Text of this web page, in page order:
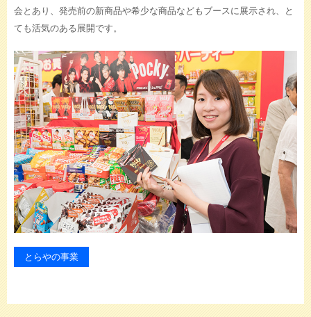
会とあり、発売前の新商品や希少な商品などもブースに展示され、と
ても活気のある展開です。
とらやの事業